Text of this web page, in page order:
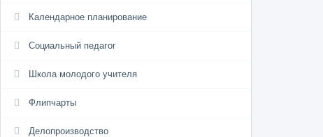
Календарное планирование
Социальный педагог
Школа молодого учителя
Флипчарты
Делопроизводство